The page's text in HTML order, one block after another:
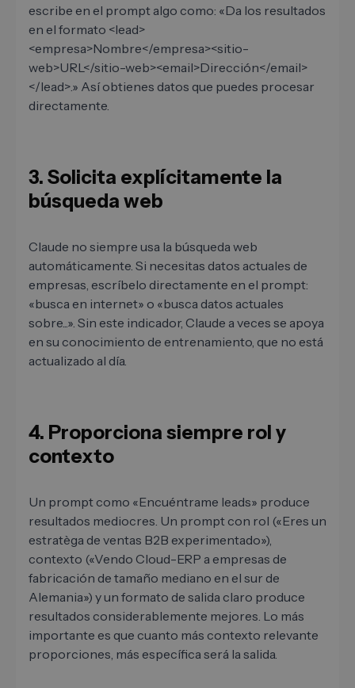
escribe en el prompt algo como: «Da los resultados
en el formato <lead>
<empresa>Nombre</empresa><sitio-
web>URL</sitio-web><email>Dirección</email>
</lead>.» Así obtienes datos que puedes procesar
directamente.
3. Solicita explícitamente la
búsqueda web
Claude no siempre usa la búsqueda web
automáticamente. Si necesitas datos actuales de
empresas, escríbelo directamente en el prompt:
«busca en internet» o «busca datos actuales
sobre...». Sin este indicador, Claude a veces se apoya
en su conocimiento de entrenamiento, que no está
actualizado al día.
4. Proporciona siempre rol y
contexto
Un prompt como «Encuéntrame leads» produce
resultados mediocres. Un prompt con rol («Eres un
estratèga de ventas B2B experimentado»),
contexto («Vendo Cloud-ERP a empresas de
fabricación de tamaño mediano en el sur de
Alemania») y un formato de salida claro produce
resultados considerablemente mejores. Lo más
importante es que cuanto más contexto relevante
proporciones, más específica será la salida.